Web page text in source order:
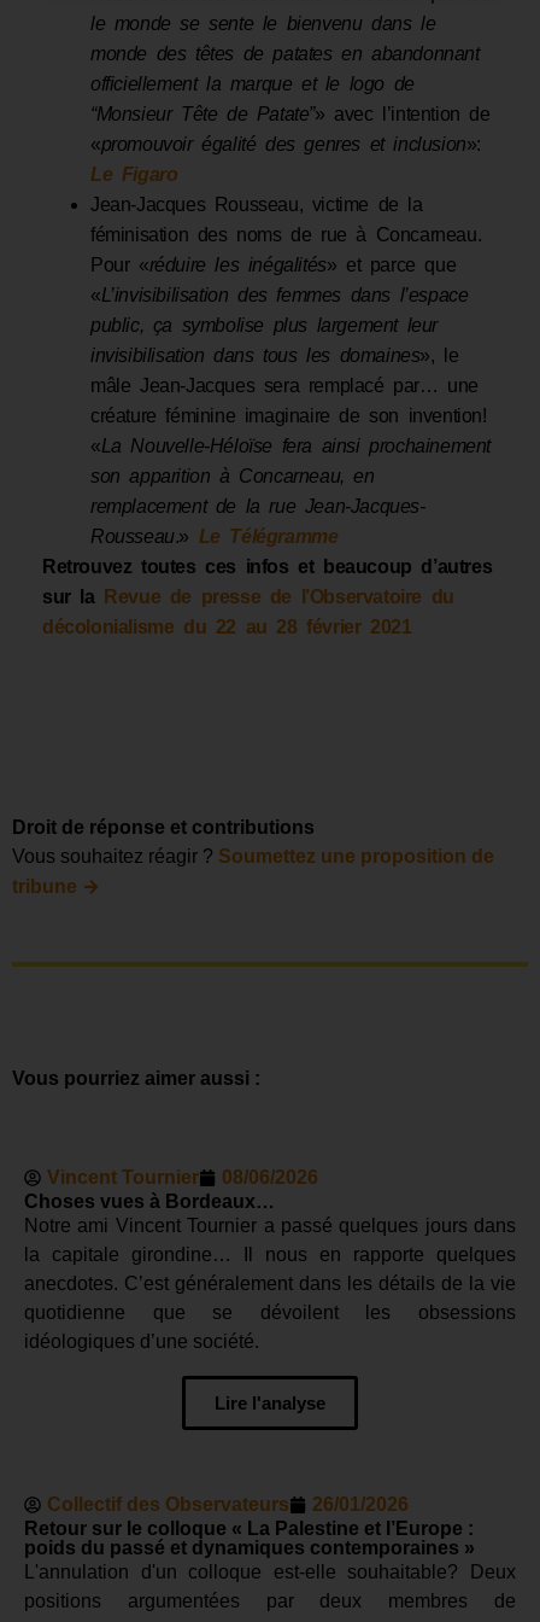
le monde se sente le bienvenu dans le
monde des têtes de patates en abandonnant
officiellement la marque et le logo de
“Monsieur Tête de Patate”» avec l’intention de
«promouvoir égalité des genres et inclusion»:
Le Figaro
Jean-Jacques Rousseau, victime de la
féminisation des noms de rue à Concarneau.
Pour «réduire les inégalités» et parce que
«L’invisibilisation des femmes dans l’espace
public, ça symbolise plus largement leur
invisibilisation dans tous les domaines», le
mâle Jean-Jacques sera remplacé par… une
créature féminine imaginaire de son invention!
«La Nouvelle-Héloïse fera ainsi prochainement
son apparition à Concarneau, en
remplacement de la rue Jean-Jacques-
Rousseau.» Le Télégramme
Retrouvez toutes ces infos et beaucoup d’autres
sur la
Revue de presse de l’Observatoire du
décolonialisme du 22 au 28 février 2021
Droit de réponse et contributions
Vous souhaitez réagir ? Soumettez une proposition de
tribune →
Vous pourriez aimer aussi :
Vincent Tournier
08/06/2026
Choses vues à Bordeaux…
Notre ami Vincent Tournier a passé quelques jours dans
la capitale girondine… Il nous en rapporte quelques
anecdotes. C’est généralement dans les détails de la vie
quotidienne que se dévoilent les obsessions
idéologiques d’une société.
Lire l'analyse
Collectif des Observateurs
26/01/2026
Retour sur le colloque « La Palestine et l’Europe :
poids du passé et dynamiques contemporaines »
L'annulation d'un colloque est-elle souhaitable? Deux
positions argumentées par deux membres de